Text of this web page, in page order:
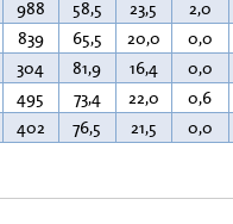
988 58,5 23,5 2,0
839 65,5 20,0 0,0
304 81,9 16,4 0,0
495 73,4 22,0 0,6
402 76,5 21,5 0,0